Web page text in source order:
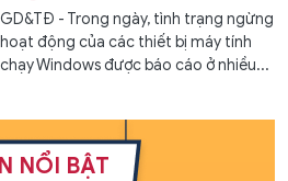
GD&TĐ - Trong ngày, tình trạng ngừng
hoạt động của các thiết bị máy tính
chạy Windows được báo cáo ở nhiều...
NỔI BẬT